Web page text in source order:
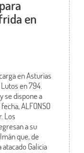
en
en Asturias
en 794.
se dispone a
ALFONSO
Los
a su
que, de
Galicia